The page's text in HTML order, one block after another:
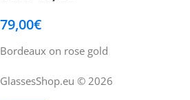
79,00€
Bordeaux on rose gold
GlassesShop.eu © 2026